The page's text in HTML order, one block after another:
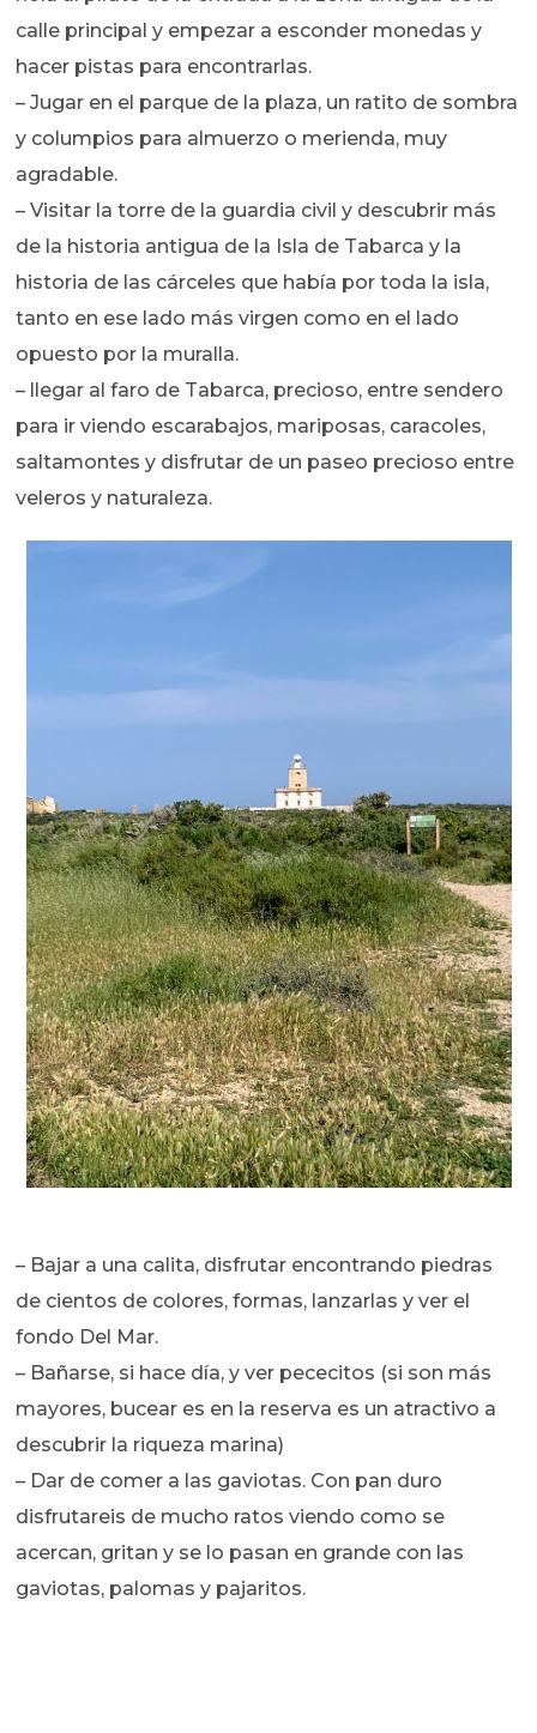
calle principal y empezar a esconder monedas y
hacer pistas para encontrarlas.
– Jugar en el parque de la plaza, un ratito de sombra
y columpios para almuerzo o merienda, muy
agradable.
– Visitar la torre de la guardia civil y descubrir más
de la historia antigua de la Isla de Tabarca y la
historia de las cárceles que había por toda la isla,
tanto en ese lado más virgen como en el lado
opuesto por la muralla.
– llegar al faro de Tabarca, precioso, entre sendero
para ir viendo escarabajos, mariposas, caracoles,
saltamontes y disfrutar de un paseo precioso entre
veleros y naturaleza.
– Bajar a una calita, disfrutar encontrando piedras
de cientos de colores, formas, lanzarlas y ver el
fondo Del Mar.
– Bañarse, si hace día, y ver pececitos (si son más
mayores, bucear es en la reserva es un atractivo a
descubrir la riqueza marina)
– Dar de comer a las gaviotas. Con pan duro
disfrutareis de mucho ratos viendo como se
acercan, gritan y se lo pasan en grande con las
gaviotas, palomas y pajaritos.